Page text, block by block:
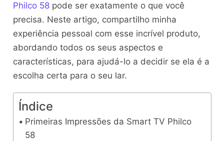
Philco 58pode ser exatamente o que você
precisa. Neste artigo, compartilho minha
experiência pessoal com esse incrível produto,
abordando todos os seus aspectos e
características, para ajudá-lo a decidir se ela é a
escolha certa para o seu lar.
Índice
Primeiras Impressões da Smart TV Philco
58